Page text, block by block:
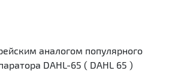
аналогом популярного
DAHL-65 ( DAHL 65 )